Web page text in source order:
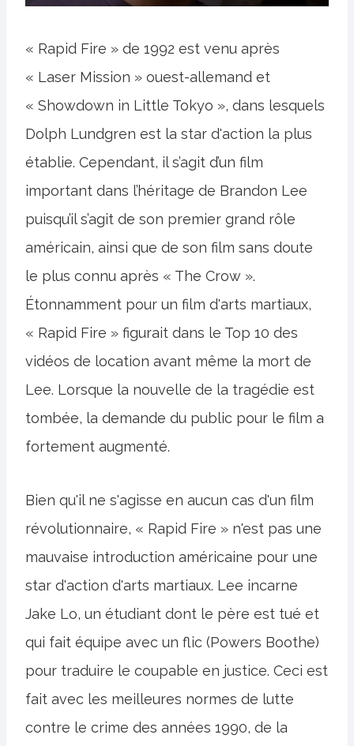
« Rapid Fire » de 1992 est venu après
« Laser Mission » ouest-allemand et
« Showdown in Little Tokyo », dans lesquels
Dolph Lundgren est la star d'action la plus
établie. Cependant, il s’agit d’un film
important dans l’héritage de Brandon Lee
puisqu’il s’agit de son premier grand rôle
américain, ainsi que de son film sans doute
le plus connu après « The Crow ».
Étonnamment pour un film d'arts martiaux,
« Rapid Fire » figurait dans le Top 10 des
vidéos de location avant même la mort de
Lee. Lorsque la nouvelle de la tragédie est
tombée, la demande du public pour le film a
fortement augmenté.
Bien qu'il ne s'agisse en aucun cas d'un film
révolutionnaire, « Rapid Fire » n'est pas une
mauvaise introduction américaine pour une
star d'action d'arts martiaux. Lee incarne
Jake Lo, un étudiant dont le père est tué et
qui fait équipe avec un flic (Powers Boothe)
pour traduire le coupable en justice. Ceci est
fait avec les meilleures normes de lutte
contre le crime des années 1990, de la